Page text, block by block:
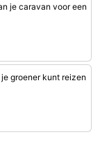
je caravan voor een
groener kunt reizen